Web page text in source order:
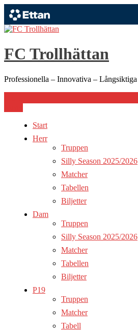
Hoppa
till
innehåll
FC Trollhättan
Professionella – Innovativa – Långsiktiga
Start
Herr
Truppen
Silly Season 2025/2026
Matcher
Tabellen
Biljetter
Dam
Truppen
Silly Season 2025/2026
Matcher
Tabellen
Biljetter
P19
Truppen
Matcher
Tabell